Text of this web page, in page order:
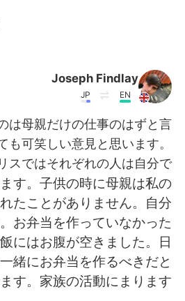
简体中文
Español
Deutsch
Joseph Findlay
EN
JP
は母親だけの仕事のはずと言
も可笑しい意見と思います。
スではそれぞれの人は自分で
す。子供の時に母親は私の
たことがありません。自分
お弁当を作っていなかった
にはお腹が空きました。日
緒にお弁当を作るべきだと
す。家族の活動にまります。